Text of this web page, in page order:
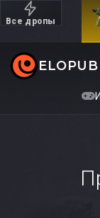
Все дропы
Дорогие
ELOPUB